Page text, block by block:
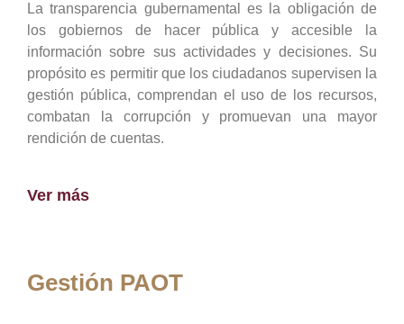
La transparencia gubernamental es la obligación de
los gobiernos de hacer pública y accesible la
información sobre sus actividades y decisiones. Su
propósito es permitir que los ciudadanos supervisen la
gestión pública, comprendan el uso de los recursos,
combatan la corrupción y promuevan una mayor
rendición de cuentas.
Ver más
Gestión PAOT